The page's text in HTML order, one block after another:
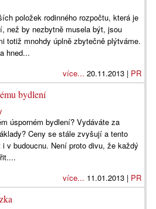
položek rodinného rozpočtu, která je
než by nezbytně musela být, jsou
totiž mnohdy úplně zbytečně plýtváme.
hned...
více... 20.11.2013 | PR
bydlení
úsporném bydlení? Vydáváte za
Ceny se stále zvyšují a tento
v budoucnu. Není proto divu, že každý
více... 11.01.2013 | PR